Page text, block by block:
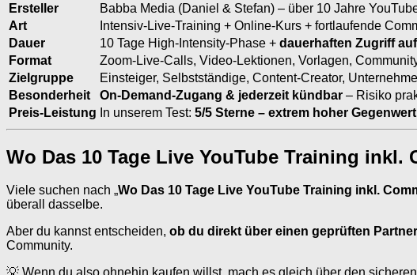
Ersteller
Babba Media (Daniel & Stefan) – über 10 Jahre
Art
Intensiv-Live-Training + Online-Kurs + fortlaufende
Dauer
10 Tage High-Intensity-Phase + dauerhaften Zugriff
Format
Zoom-Live-Calls, Video-Lektionen, Vorlagen,
Zielgruppe
Einsteiger, Selbstständige, Content-Creator,
Besonderheit
On-Demand-Zugang & jederzeit kündbar – Risiko
Preis-Leistung In unserem Test: 5/5 Sterne – extrem hoher
Wo Das 10 Tage Live YouTube Training
Viele suchen nach „Wo Das 10 Tage Live YouTube Training inkl.
überall dasselbe.
Aber du kannst entscheiden, ob du direkt über einen geprüften
Community.